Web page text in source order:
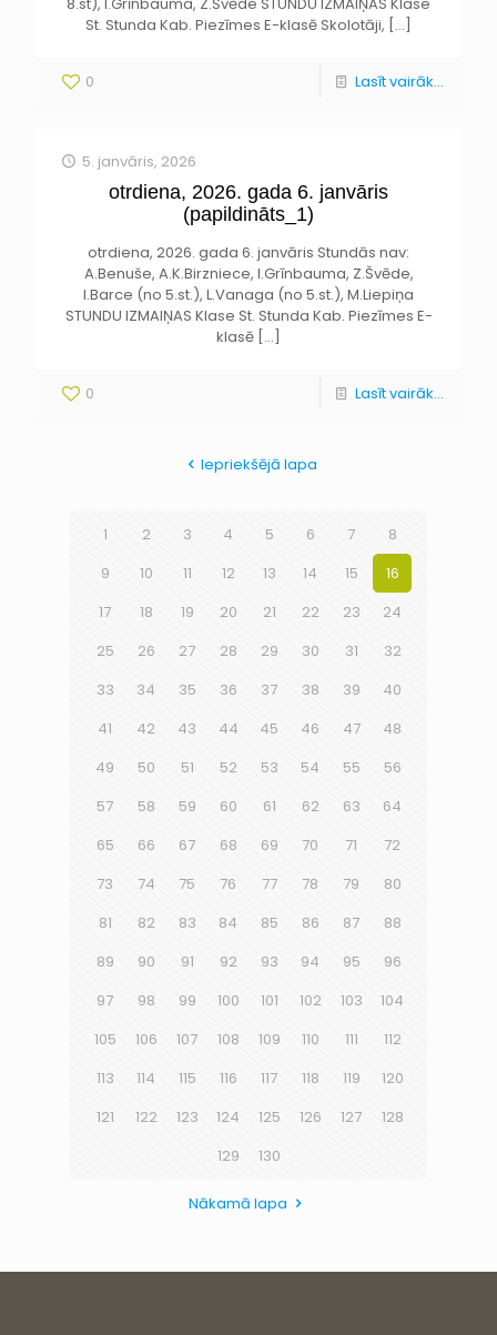
St. Stunda Kab. Piezīmes E-klasē Skolotāji, […]
0 Lasīt vairāk...
5. janvāris, 2026
otrdiena, 2026. gada 6. janvāris
(papildināts_1)
otrdiena, 2026. gada 6. janvāris Stundās nav:
A.Benuše, A.K.Birzniece, I.Grīnbauma, Z.Švēde,
I.Barce (no 5.st.), L.Vanaga (no 5.st.), M.Liepiņa
STUNDU IZMAIŅAS Klase St. Stunda Kab. Piezīmes E-
klasē […]
0 Lasīt vairāk...
Iepriekšējā lapa
1 2 3 4 5 6 7
8
9
10 11 12 13 14 15
16
17
18 19 20 21 22 23
24
25
26 27 28 29 30 31
32
33
34 35 36 37 38 39
40
41
42 43 44 45 46 47
48
49
50 51 52 53 54 55
56
57
58 59 60 61 62 63
64
65
66 67 68 69 70 71
72
73
74 75 76 77 78 79
80
81
82 83 84 85 86 87
88
89
90 91 92 93 94 95
96
97
98 99 100 101 102 103
104
105
106 107 108 109 110 111
112
113
114 115 116 117 118 119
120
121
122 123 124 125 126 127
128
129
130
Nākamā lapa